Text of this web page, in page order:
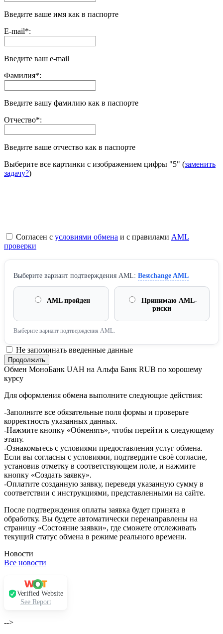
Введите ваше имя как в паспорте
E-mail*:
Введите ваш e-mail
Фамилия*:
Введите вашу фамилию как в паспорте
Отчество*:
Введите ваше отчество как в паспорте
Выберите все картинки с изображением цифры "5" (заменить
задачу?)
Согласен с условиями обмена и с правилами AML
проверки
Выберите вариант подтверждения AML: Bestchange AML
AML пройден
Принимаю AML-
риски
Выберите вариант подтверждения AML.
Не запоминать введенные данные
Обмен МоноБанк UAH на Альфа Банк RUB по хорошему
курсу
Для оформления обмена выполните следующие действия:
-Заполните все обязательные поля формы и проверьте
корректность указанных данных.
-Нажмите кнопку «Обменять», чтобы перейти к следующему
этапу.
-Ознакомьтесь с условиями предоставления услуг обмена.
Если вы согласны с условиями, подтвердите своё согласие,
установив отметку в соответствующем поле, и нажмите
кнопку «Создать заявку».
-Оплатите созданную заявку, переведя указанную сумму в
соответствии с инструкциями, представленными на сайте.
После подтверждения оплаты заявка будет принята в
обработку. Вы будете автоматически перенаправлены на
страницу «Состояние заявки», где сможете отслеживать
текущий статус обмена в режиме реального времени.
Новости
Все новости
Verified Website
See Report
-->